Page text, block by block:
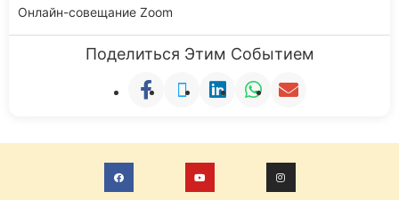
Онлайн-совещание Zoom
Поделиться Этим Событием